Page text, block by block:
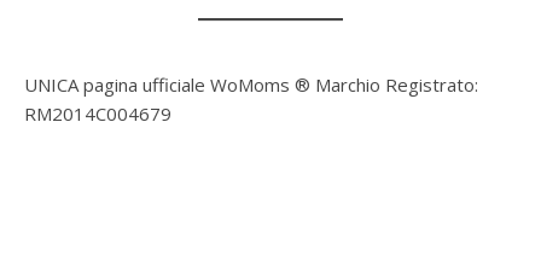
UNICA pagina ufficiale WoMoms ® Marchio Registrato:
RM2014C004679